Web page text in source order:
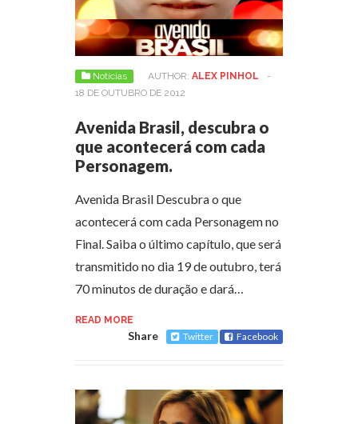
Notícias AUTHOR: ALEX PINHOL
-
18 DE OUTUBRO DE 2012
Avenida Brasil, descubra o
que acontecerá com cada
Personagem.
Avenida Brasil Descubra o que
acontecerá com cada Personagem no
Final. Saiba o último capítulo, que será
transmitido no dia 19 de outubro, terá
70 minutos de duração e dará…
READ MORE
Share Twitter Facebook